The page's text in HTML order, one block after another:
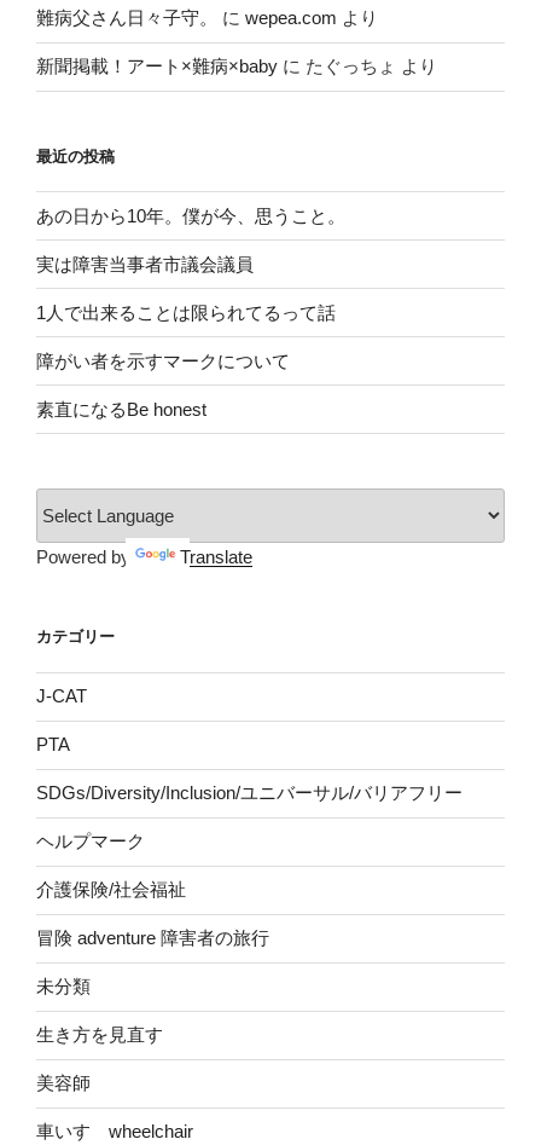
難病父さん日々子守。 に wepea.com より
新聞掲載！アート×難病×baby に たぐっちょ より
最近の投稿
あの日から10年。僕が今、思うこと。
実は障害当事者市議会議員
1人で出来ることは限られてるって話
障がい者を示すマークについて
素直になるBe honest
Powered by Translate
カテゴリー
J-CAT
PTA
SDGs/Diversity/Inclusion/ユニバーサル/バリアフリー
ヘルプマーク
介護保険/社会福祉
冒険 adventure 障害者の旅行
未分類
生き方を見直す
美容師
車いす wheelchair